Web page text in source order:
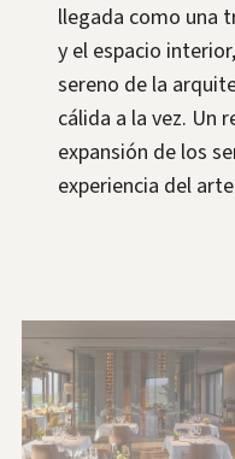
llegada como una
y el espacio
sereno de la
cálida a la vez. Un
expansión de los
experiencia del